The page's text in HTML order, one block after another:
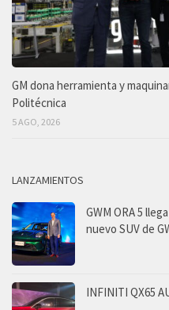
GM dona herramienta y
Politécnica
5 AGO, 2026
LANZAMIENTOS
GWM ORA 5
nuevo SUV de
INFINITI QX65